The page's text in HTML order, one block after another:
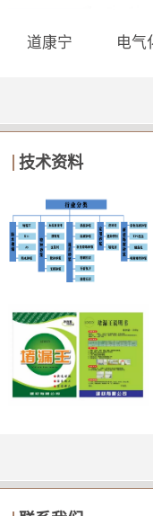
道康宁 电气
技术资料